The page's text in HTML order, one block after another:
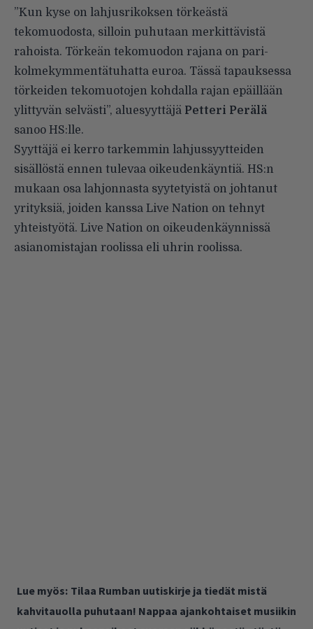
”Kun kyse on lahjusrikoksen törkeästä
tekomuodosta, silloin puhutaan merkittävistä
rahoista. Törkeän tekomuodon rajana on pari-
kolmekymmentätuhatta euroa. Tässä tapauksessa
törkeiden tekomuotojen kohdalla rajan epäillään
ylittyvän selvästi”, aluesyyttäjä Petteri Perälä
sanoo HS:lle.
Syyttäjä ei kerro tarkemmin lahjussyytteiden
sisällöstä ennen tulevaa oikeudenkäyntiä. HS:n
mukaan osa lahjonnasta syytetyistä on johtanut
yrityksiä, joiden kanssa Live Nation on tehnyt
yhteistyötä. Live Nation on oikeudenkäynnissä
asianomistajan roolissa eli uhrin roolissa.
Lue myös: Tilaa Rumban uutiskirje ja tiedät mistä
kahvitauolla puhutaan! Nappaa ajankohtaiset musiikin